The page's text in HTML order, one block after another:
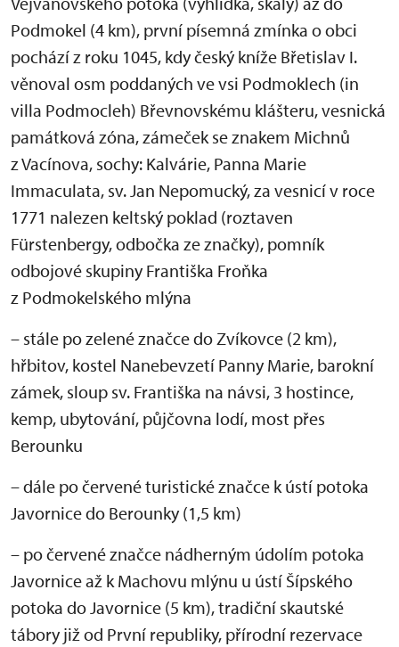
Podmokel (4 km), první písemná zmínka o obci
pochází z roku 1045, kdy český kníže Břetislav I.
věnoval osm poddaných ve vsi Podmoklech (in
villa Podmocleh) Břevnovskému klášteru, vesnická
památková zóna, zámeček se znakem Michnů
z Vacínova, sochy: Kalvárie, Panna Marie
Immaculata, sv. Jan Nepomucký, za vesnicí v roce
1771 nalezen keltský poklad (roztaven
Fürstenbergy, odbočka ze značky), pomník
odbojové skupiny Františka Froňka
z Podmokelského mlýna
– stále po zelené značce do Zvíkovce (2 km),
hřbitov, kostel Nanebevzetí Panny Marie, barokní
zámek, sloup sv. Františka na návsi, 3 hostince,
kemp, ubytování, půjčovna lodí, most přes
Berounku
– dále po červené turistické značce k ústí potoka
Javornice do Berounky (1,5 km)
– po červené značce nádherným údolím potoka
Javornice až k Machovu mlýnu u ústí Šípského
potoka do Javornice (5 km), tradiční skautské
tábory již od První republiky, přírodní rezervace